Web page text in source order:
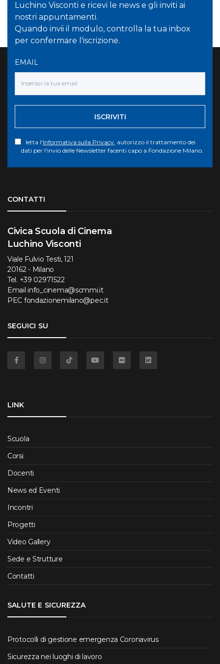
Luchino Visconti e ricevi le news e gli inviti ai
nostri appuntamenti.
Quando invii il modulo, controlla la tua inbox
per confermare l'iscrizione.
EMAIL
ISCRIVITI
letta l'Informativa sulla Privacy, autorizzo il trattamento dei
dati per l'invio delle Newsletter facenti capo a Fondazione Milano.
CONTATTI
Civica Scuola di Cinema
Luchino Visconti
Viale Fulvio Testi, 121
20162 - Milano
Tel. +39 02971522
Email info_cinema@scmmi.it
PEC fondazionemilano@pec.it
SEGUICI SU
LINK
Scuola
Corsi
Docenti
News ed Eventi
Incontri
Progetti
Video Gallery
Sede e Strutture
Contatti
SALUTE E SICUREZZA
Protocolli di gestione emergenza Coronavirus
Sicurezza nei luoghi di lavoro